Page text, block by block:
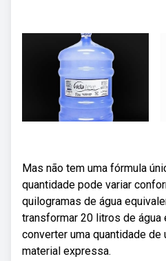
Mas não tem uma fórmula
quantidade pode variar
quilogramas de água
transformar 20 litros de água
converter uma quantidade de
material expressa.